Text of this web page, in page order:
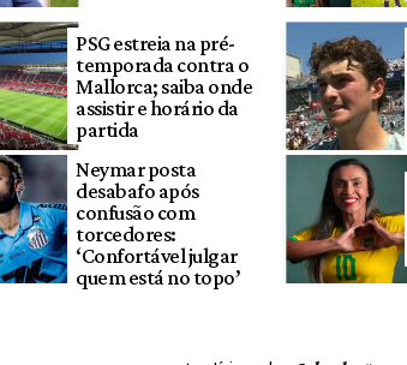
PSG estreia na pré-
temporada contra o
Mallorca; saiba onde
assistir e horário da
partida
Neymar posta
desabafo após
confusão com
torcedores:
‘Confortável julgar
quem está no topo’